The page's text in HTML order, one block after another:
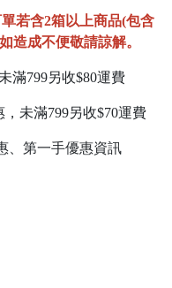
若含2箱以上商品(包含
造成不便敬請諒解。
滿799另收$80運費
未滿799另收$70運費
、第一手優惠資訊